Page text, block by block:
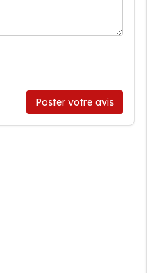
Poster votre avis